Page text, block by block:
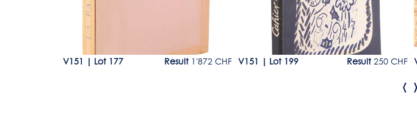
V151 Lot 177 Result 1'872 CHF V151 Lot 199 Result250 CHF
‹ ›